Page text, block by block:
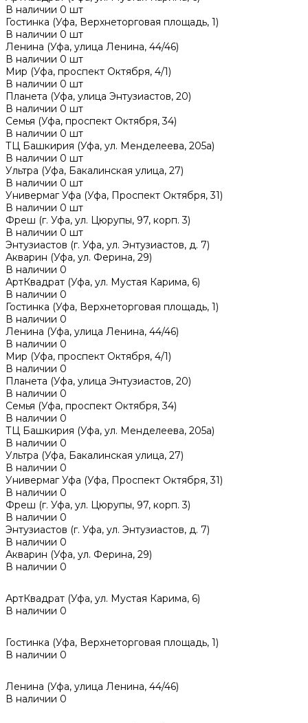
В наличии 0 шт
Гостинка (Уфа, Верхнеторговая площадь, 1)
В наличии 0 шт
Ленина (Уфа, улица Ленина, 44/46)
В наличии 0 шт
Мир (Уфа, проспект Октября, 4/1)
В наличии 0 шт
Планета (Уфа, улица Энтузиастов, 20)
В наличии 0 шт
Семья (Уфа, проспект Октября, 34)
В наличии 0 шт
ТЦ Башкирия (Уфа, ул. Менделеева, 205а)
В наличии 0 шт
Ультра (Уфа, Бакалинская улица, 27)
В наличии 0 шт
Универмаг Уфа (Уфа, Проспект Октября, 31)
В наличии 0 шт
Фреш (г‌. Уфа, ул. Цюрупы, 97, корп. 3)
В наличии 0 шт
Энтузиастов (г. Уфа, ул. Энтузиастов, д. 7)
Акварин (Уфа, ул. Ферина, 29)
В наличии 0
АртКвадрат (Уфа, ул. Мустая Карима, 6)
В наличии 0
Гостинка (Уфа, Верхнеторговая площадь, 1)
В наличии 0
Ленина (Уфа, улица Ленина, 44/46)
В наличии 0
Мир (Уфа, проспект Октября, 4/1)
В наличии 0
Планета (Уфа, улица Энтузиастов, 20)
В наличии 0
Семья (Уфа, проспект Октября, 34)
В наличии 0
ТЦ Башкирия (Уфа, ул. Менделеева, 205а)
В наличии 0
Ультра (Уфа, Бакалинская улица, 27)
В наличии 0
Универмаг Уфа (Уфа, Проспект Октября, 31)
В наличии 0
Фреш (г‌. Уфа, ул. Цюрупы, 97, корп. 3)
В наличии 0
Энтузиастов (г. Уфа, ул. Энтузиастов, д. 7)
В наличии 0
Акварин (Уфа, ул. Ферина, 29)
В наличии 0
АртКвадрат (Уфа, ул. Мустая Карима, 6)
В наличии 0
Гостинка (Уфа, Верхнеторговая площадь, 1)
В наличии 0
Ленина (Уфа, улица Ленина, 44/46)
В наличии 0